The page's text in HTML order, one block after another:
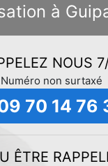
à
NOUS
Numéro non surtaxé
70 14 76
ÊTRE